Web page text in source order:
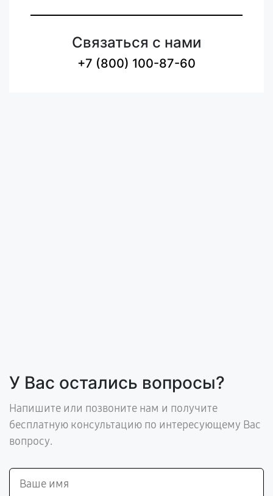
Связаться с нами
+7 (800) 100-87-60
У Вас остались вопросы?
Напишите или позвоните нам и получите
бесплатную консультацию по интересующему Вас
вопросу.